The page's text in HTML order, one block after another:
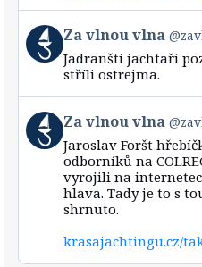
View
post
by
vlnou
vlna
on
Bluesky
Za vlnou vlna
Jadranští jachtaři
stříli ostrejma.
View
post
by
Za vlnou vlna
Jaroslav Foršt
odborníků na
vyrojili na
hlava. Tady je to s
shrnuto.
krasajachtingu.cz/